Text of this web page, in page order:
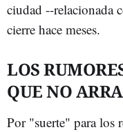
ciudad --relacionada
cierre hace meses.
LOS
QUE NO
Por "suerte" para los